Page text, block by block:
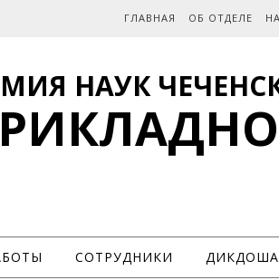
ГЛАВНАЯ ОБ ОТДЕЛЕ
НАУК
СОТРУДНИКИ